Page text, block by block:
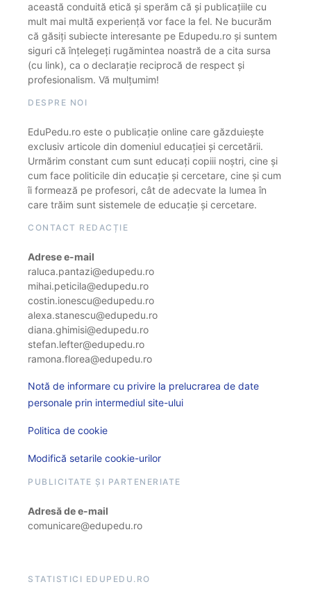
această conduită etică și sperăm că și publicațiile cu
mult mai multă experiență vor face la fel. Ne bucurăm
că găsiți subiecte interesante pe Edupedu.ro și suntem
siguri că înțelegeți rugămintea noastră de a cita sursa
(cu link), ca o declarație reciprocă de respect și
profesionalism. Vă mulțumim!
DESPRE NOI
EduPedu.ro este o publicație online care găzduiește
exclusiv articole din domeniul educației și cercetării.
Urmărim constant cum sunt educați copiii noștri, cine și
cum face politicile din educație și cercetare, cine și cum
îi formează pe profesori, cât de adecvate la lumea în
care trăim sunt sistemele de educație și cercetare.
CONTACT REDACȚIE
Adrese e-mail
raluca.pantazi@edupedu.ro
mihai.peticila@edupedu.ro
costin.ionescu@edupedu.ro
alexa.stanescu@edupedu.ro
diana.ghimisi@edupedu.ro
stefan.lefter@edupedu.ro
ramona.florea@edupedu.ro
Notă de informare cu privire la prelucrarea de date
personale prin intermediul site-ului
Politica de cookie
Modifică setarile cookie-urilor
PUBLICITATE ȘI PARTENERIATE
Adresă de e-mail
comunicare@edupedu.ro
STATISTICI EDUPEDU.RO